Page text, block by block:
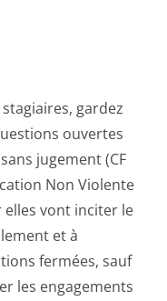
gardez
ouvertes
jugement (CF
Non Violente
elles vont inciter le
et à
fermées, sauf
les engagements